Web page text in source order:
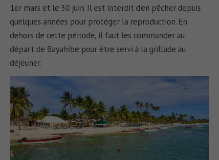
1er mars et le 30 juin. Il est interdit d’en pêcher depuis
quelques années pour protéger la reproduction. En
dehors de cette période, il faut les commander au
départ de Bayahibe pour être servi à la grillade au
déjeuner.